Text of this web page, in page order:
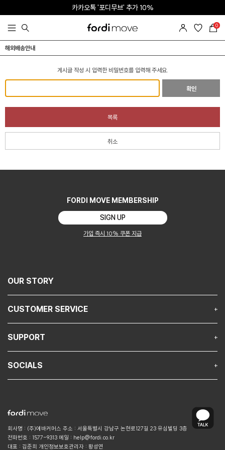
카카오톡 '포디무브' 추가 10%
SNS 태그 | App 다운로드 5%
0
해외배송안내
게시글 작성 시 입력한 비밀번호를 입력해 주세요.
확인
목록
취소
FORDI MOVE MEMBERSHIP
SIGN UP
가입 즉시 10% 쿠폰 지급
OUR STORY
CUSTOMER SERVICE
MEMBERSHIP
SUPPORT
SOCIALS
회사명 : (주)에바커머스 주소 : 서울특별시 강남구 논현로127길 23 유심빌딩 3층
전화번호 : 1577-9313 메일 : help@fordi.co.kr
대표 : 김준희 개인정보보호관리자 : 황성연